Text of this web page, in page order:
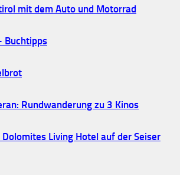
mit dem Auto und Motorrad
Buchtipps
Rundwanderung zu 3 Kinos
Living Hotel auf der Seiser